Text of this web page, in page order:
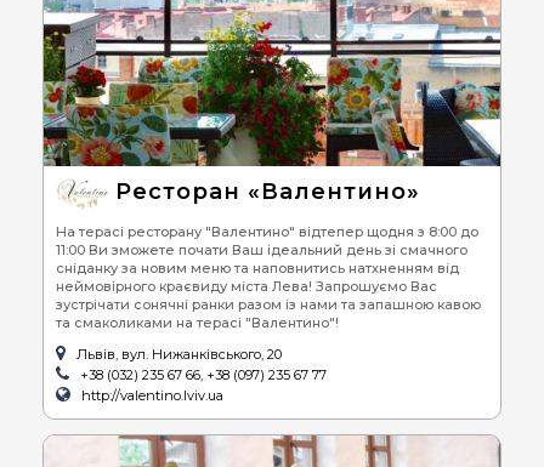
Ресторан «Валентино»
На терасі ресторану "Валентино" відтепер щодня з 8:00 до
11:00 Ви зможете почати Ваш ідеальний день зі смачного
сніданку за новим меню та наповнитись натхненням від
неймовірного краєвиду міста Лева! Запрошуємо Вас
зустрічати сонячні ранки разом із нами та запашною кавою
та смаколиками на терасі "Валентино"!
Львів, вул. Нижанківського, 20
+38 (032) 235 67 66, +38 (097) 235 67 77
http://valentino.lviv.ua